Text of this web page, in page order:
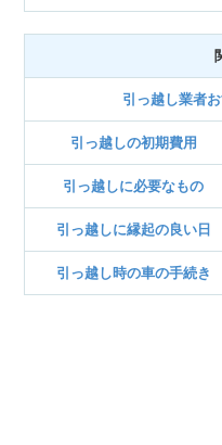
引っ越し業者
引っ越しの初期費用
引っ越しに必要なもの
引っ越しに縁起の良い日
引っ越し時の車の手続き